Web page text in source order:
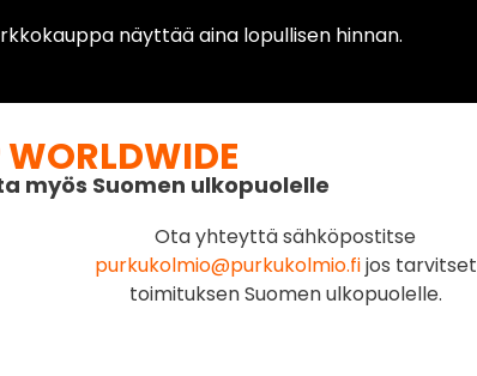
näyttää aina lopullisen hinnan.
WORLDWIDE
myös Suomen ulkopuolelle
Ota yhteyttä sähköpostitse
purkukolmio@purkukolmio.fijos tarvitset
toimituksen Suomen ulkopuolelle.